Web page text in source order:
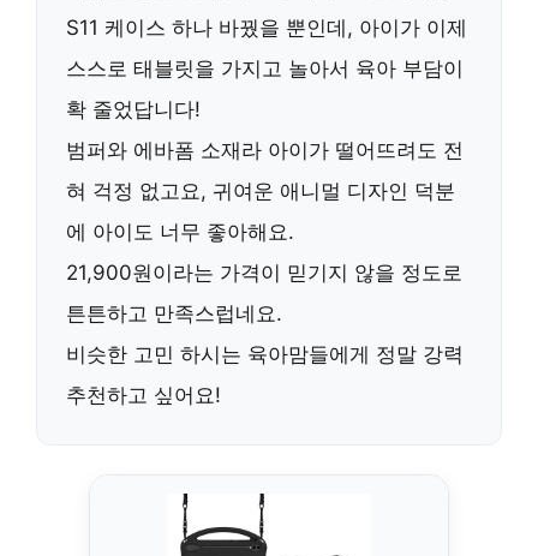
S11 케이스 하나 바꿨을 뿐인데, 아이가 이제
스스로 태블릿을 가지고 놀아서 육아 부담이
확 줄었답니다!
범퍼와 에바폼 소재라 아이가 떨어뜨려도 전
혀 걱정 없고요, 귀여운 애니멀 디자인 덕분
에 아이도 너무 좋아해요.
21,900원이라는 가격이 믿기지 않을 정도로
튼튼하고 만족스럽네요.
비슷한 고민 하시는 육아맘들에게 정말 강력
추천하고 싶어요!